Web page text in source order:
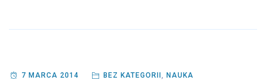
7 MARCA 2014 BEZ KATEGORII , NAUKA